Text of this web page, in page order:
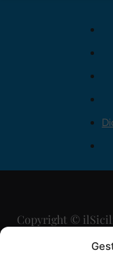
Copyright ©